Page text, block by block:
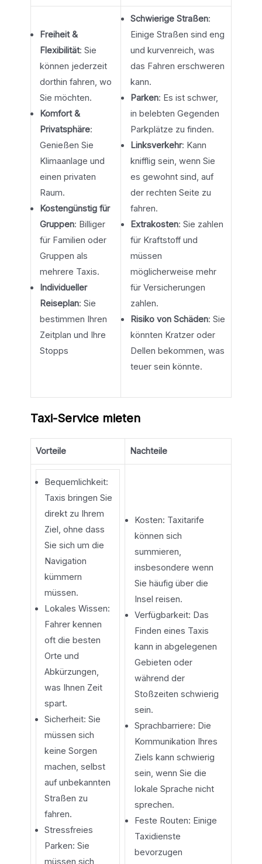
Freiheit &
Flexibilität: Sie
können jederzeit
dorthin fahren, wo
Sie möchten.
Komfort &
Privatsphäre:
Genießen Sie
Klimaanlage und
einen privaten
Raum.
Kostengünstig für
Gruppen: Billiger
für Familien oder
Gruppen als
mehrere Taxis.
Individueller
Reiseplan: Sie
bestimmen Ihren
Zeitplan und Ihre
Stopps
Schwierige Straßen:
Einige Straßen sind eng
und kurvenreich, was
das Fahren erschweren
kann.
Parken: Es ist schwer,
in belebten Gegenden
Parkplätze zu finden.
Linksverkehr: Kann
knifflig sein, wenn Sie
es gewohnt sind, auf
der rechten Seite zu
fahren.
Extrakosten: Sie zahlen
für Kraftstoff und
müssen
möglicherweise mehr
für Versicherungen
zahlen.
Risiko von Schäden: Sie
könnten Kratzer oder
Dellen bekommen, was
teuer sein könnte.
Taxi-Service mieten
Vorteile Nachteile
Bequemlichkeit:
Taxis bringen Sie
direkt zu Ihrem
Ziel, ohne dass
Sie sich um die
Navigation
kümmern
müssen.
Lokales Wissen:
Fahrer kennen
oft die besten
Orte und
Abkürzungen,
was Ihnen Zeit
spart.
Sicherheit: Sie
müssen sich
keine Sorgen
machen, selbst
auf unbekannten
Straßen zu
fahren.
Stressfreies
Parken: Sie
Kosten: Taxitarife
können sich
summieren,
insbesondere wenn
Sie häufig über die
Insel reisen.
Verfügbarkeit: Das
Finden eines Taxis
kann in abgelegenen
Gebieten oder
während der
Stoßzeiten schwierig
sein.
Sprachbarriere: Die
Kommunikation Ihres
Ziels kann schwierig
sein, wenn Sie die
lokale Sprache nicht
sprechen.
Feste Routen: Einige
Taxidienste
bevorzugen